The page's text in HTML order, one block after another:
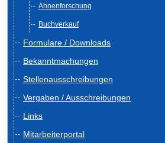
Ahnenforschung
Buchverkauf
Formulare / Downloads
Bekanntmachungen
Stellenausschreibungen
Vergaben / Ausschreibungen
Links
Mitarbeiterportal